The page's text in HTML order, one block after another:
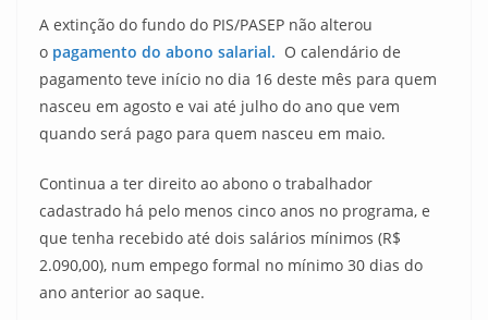
A extinção do fundo do PIS/PASEP não alterou
o pagamento do abono salarial. O calendário de
pagamento teve início no dia 16 deste mês para quem
nasceu em agosto e vai até julho do ano que vem
quando será pago para quem nasceu em maio.
Continua a ter direito ao abono o trabalhador
cadastrado há pelo menos cinco anos no programa, e
que tenha recebido até dois salários mínimos (R$
2.090,00), num empego formal no mínimo 30 dias do
ano anterior ao saque.